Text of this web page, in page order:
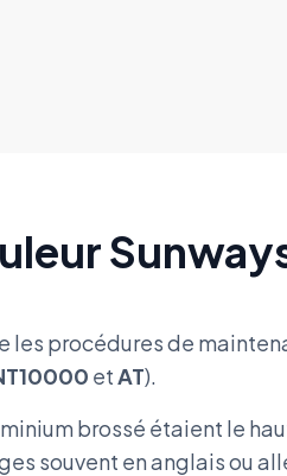
procédures de
etAT).
brossé étaient le
souvent en anglais ou